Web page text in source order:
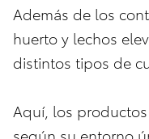
Además de los
huerto y lechos
distintos tipos de
Aquí, los
según su entorno